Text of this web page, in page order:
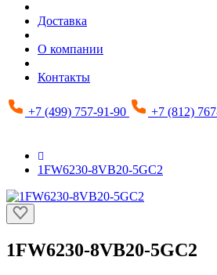
Доставка
О компании
Контакты
+7 (499) 757-91-90 +7 (812)
1FW6230-8VB20-5GC2
1FW6230-8VB20-5GC2